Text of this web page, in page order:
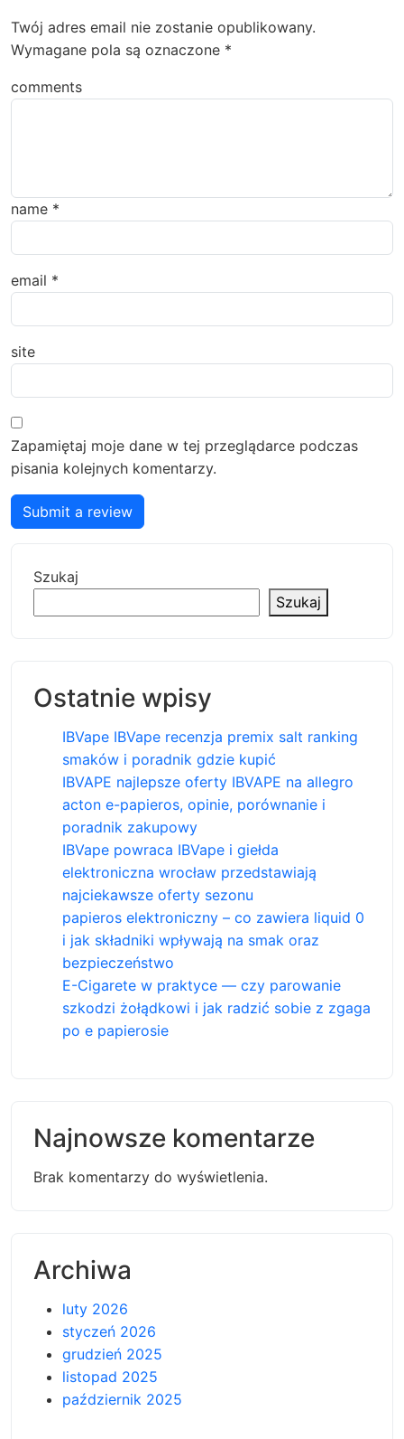
Twój adres email nie zostanie opublikowany.
Wymagane pola są oznaczone *
comments
name *
email *
site
Zapamiętaj moje dane w tej przeglądarce podczas
pisania kolejnych komentarzy.
Submit a review
Szukaj
Szukaj
Ostatnie wpisy
IBVape IBVape recenzja premix salt ranking
smaków i poradnik gdzie kupić
IBVAPE najlepsze oferty IBVAPE na allegro
acton e-papieros, opinie, porównanie i
poradnik zakupowy
IBVape powraca IBVape i giełda
elektroniczna wrocław przedstawiają
najciekawsze oferty sezonu
papieros elektroniczny – co zawiera liquid 0
i jak składniki wpływają na smak oraz
bezpieczeństwo
E-Cigarete w praktyce — czy parowanie
szkodzi żołądkowi i jak radzić sobie z zgaga
po e papierosie
Najnowsze komentarze
Brak komentarzy do wyświetlenia.
Archiwa
luty 2026
styczeń 2026
grudzień 2025
listopad 2025
październik 2025